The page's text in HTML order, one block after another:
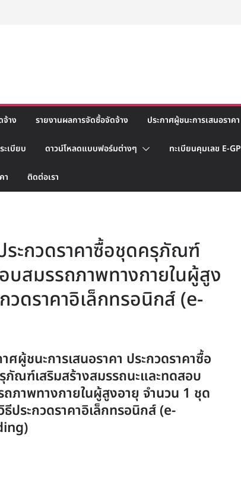
าง รายงานผลการจัดซื้อจัดจ้าง ประกาศผู้ชนะการเสนอราคา
เบียบ ดาวน์โหลดแบบฟอร์มต่างๆ ทะเบียนคุมเลข E-GP
า ติดต่อเรา
ระกวดราคาซื้อชุดครุภัณฑ์
บสมรรถภาพทางกายในผู้สูง
วดราคาอิเล็กทรอนิกส์ (e-
ศผู้ชนะการเสนอราคา ประกวดราคาซื้อ
ภัณฑ์เสริมสร้างสมรรถนะและทดสอบ
ถภาพทางกายในผู้สูงอายุ จำนวน 1 ชุด
ธีประกวดราคาอิเล็กทรอนิกส์ (e-